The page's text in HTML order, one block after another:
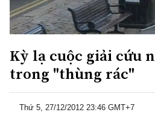
Kỳ lạ cuộc giải cứu
trong "thùng rác"
Thứ 5, 27/12/2012 23:46 GMT+7